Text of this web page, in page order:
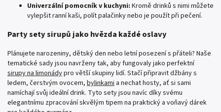
Univerzální pomocník v kuchyni: Kromě drinků s nimi můžete
vylepšit ranní kaši, polít palačinky nebo je použít při pečení.
Party sety sirupů jako hvězda každé oslavy
Plánujete narozeniny, dětský den nebo letní posezení s přáteli? Naše
tematické sady jsou navrženy tak, aby fungovaly jako perfektní
sirupy na limonádypro větší skupiny lidí. Stačí připravit džbány s
ledem, čerstvým ovocem, bylinkami a nechat hosty, ať si sami
namíchají svůj ideální drink. Tyto sety jsou navíc díky svému
elegantnímu zpracování skvělým tipem na praktický a voňavý dárek